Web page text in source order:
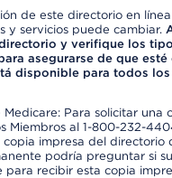
de este directorio en
y servicios puede cambiar.
y verifique los
asegurarse de que
disponible para todos
Medicare: Para solicitar
Miembros al 1-800-232-
copia impresa del directorio
podría preguntar si
para recibir esta copia